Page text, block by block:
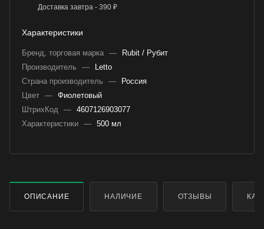
Доставка завтра - 390 ₽
Характеристики
Бренд, торговая марка —
Rubit / Рубит
Производитель
—
Letto
Страна производитель
—
Россия
Цвет — Фиолетовый
ШтрихКод — 4607126903077
Характеристики — 500 мл
ОПИСАНИЕ НАЛИЧИЕ ОТЗЫВЫ